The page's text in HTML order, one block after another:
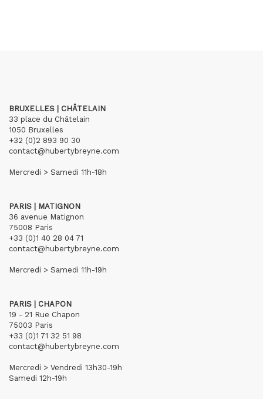
BRUXELLES | CHÂTELAIN
33 place du Châtelain
1050 Bruxelles
+32 (0)2 893 90 30
contact@hubertybreyne.com
Mercredi > Samedi 11h-18h
PARIS | MATIGNON
36 avenue Matignon
75008 Paris
+33 (0)1 40 28 04 71
contact@hubertybreyne.com
Mercredi > Samedi 11h-19h
PARIS | CHAPON
19 - 21 Rue Chapon
75003 Paris
+33 (0)1 71 32 51 98
contact@hubertybreyne.com
Mercredi > Vendredi 13h30-19h
Samedi 12h-19h